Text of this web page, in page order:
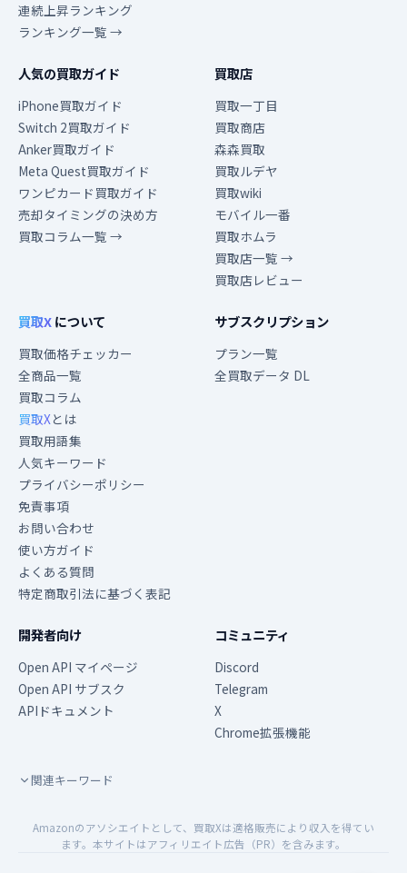
連続上昇ランキング
ランキング一覧 →
人気の買取ガイド
iPhone買取ガイド
Switch 2買取ガイド
Anker買取ガイド
Meta Quest買取ガイド
ワンピカード買取ガイド
売却タイミングの決め方
買取コラム一覧 →
買取店
買取一丁目
買取商店
森森買取
買取ルデヤ
買取wiki
モバイル一番
買取ホムラ
買取店一覧 →
買取店レビュー
買取Xについて
買取価格チェッカー
全商品一覧
買取コラム
買取Xとは
買取用語集
人気キーワード
プライバシーポリシー
免責事項
お問い合わせ
使い方ガイド
よくある質問
特定商取引法に基づく表記
サブスクリプション
プラン一覧
全買取データ DL
開発者向け
Open API マイページ
Open API サブスク
APIドキュメント
コミュニティ
Discord
Telegram
X
Chrome拡張機能
関連キーワード
Amazonのアソシエイトとして、買取Xは適格販売により収入を得てい
ます。本サイトはアフィリエイト広告（PR）を含みます。